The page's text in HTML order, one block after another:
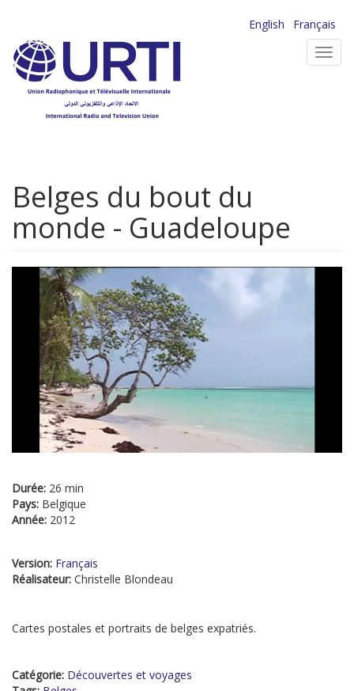
contenu
principal
English
Français
Belges du bout du
monde - Guadeloupe
Durée: 26 min
Pays: Belgique
Année: 2012
Version: Français
Réalisateur: Christelle Blondeau
Cartes postales et portraits de belges expatriés.
Catégorie: Découvertes et voyages